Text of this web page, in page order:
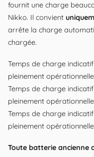
fournit une charge
Nikko. Il convient
arrête la charge
chargée.
Temps de charge
pleinement
Temps de charge
pleinement
Temps de charge
pleinement
Toute batterie ancienne